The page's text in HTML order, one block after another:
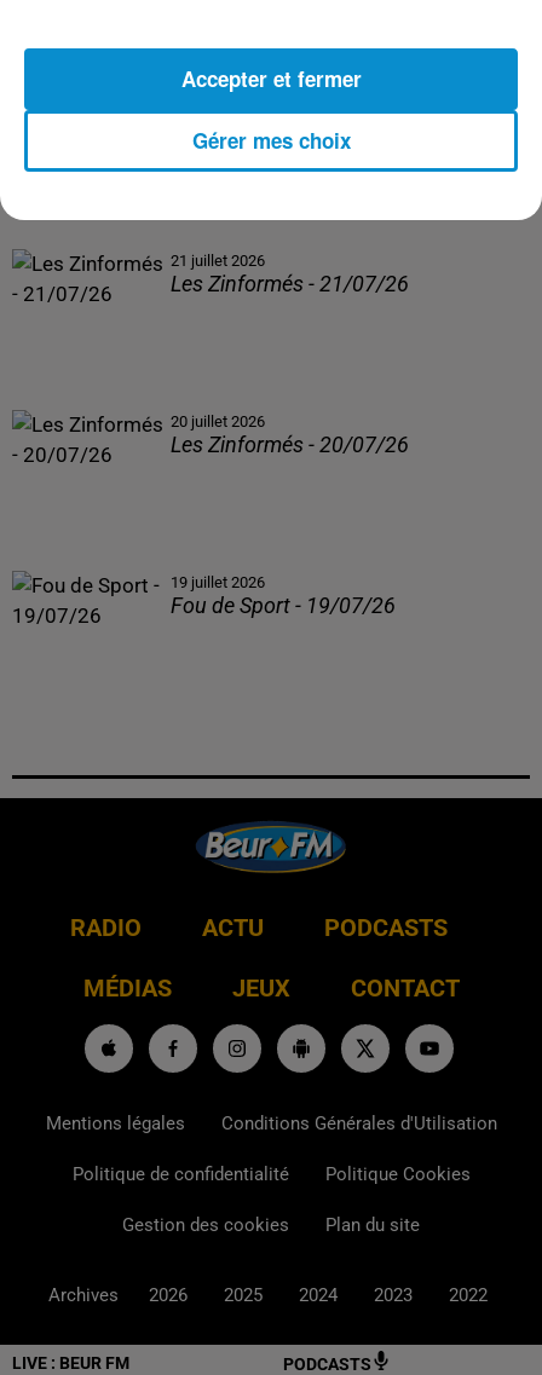
LIVE : BEUR FM PODCASTS
21 juillet 2026
Les Zinformés - 21/07/26
20 juillet 2026
Les Zinformés - 20/07/26
19 juillet 2026
Fou de Sport - 19/07/26
RADIO ACTU PODCASTS
MÉDIAS JEUX CONTACT
Mentions légales Conditions Générales d'Utilisation
Politique de confidentialité Politique Cookies
Gestion des cookies Plan du site
Archives 2026 2025 2024 2023 2022
Gérer mes choix
Accepter et fermer